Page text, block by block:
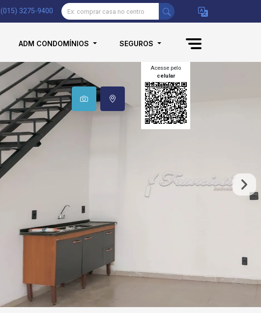
(015) 3275-9400
ADM CONDOMÍNIOS SEGUROS
Acesse pelo
celular